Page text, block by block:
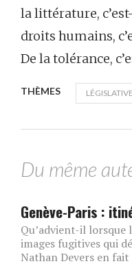
la littérature,
droits humains,
De la tolérance,
THÈMES
Du même
Genève-Paris :
Qu’advient-il
images fugitives qui
Nathan Devers en fait